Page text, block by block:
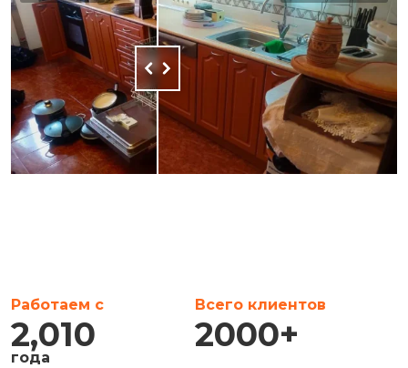
Работаем с
2,010
года
Всего клиентов
2000+